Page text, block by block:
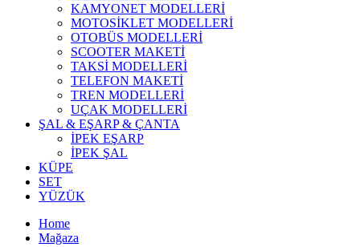
KAMYONET MODELLERİ
MOTOSİKLET MODELLERİ
OTOBÜS MODELLERİ
SCOOTER MAKETİ
TAKSİ MODELLERİ
TELEFON MAKETİ
TREN MODELLERİ
UÇAK MODELLERİ
ŞAL & EŞARP & ÇANTA
İPEK EŞARP
İPEK ŞAL
KÜPE
SET
YÜZÜK
Home
Mağaza